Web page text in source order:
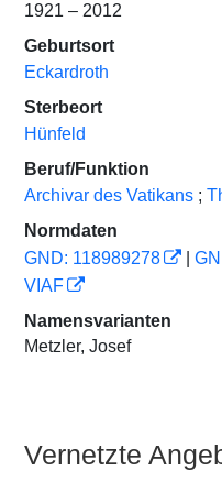
1921 – 2012
Geburtsort
Eckardroth
Sterbeort
Hünfeld
Beruf/Funktion
Archivar des Vatikans ;
Normdaten
GND: 118989278
VIAF
Namensvarianten
Metzler, Josef
Vernetzte